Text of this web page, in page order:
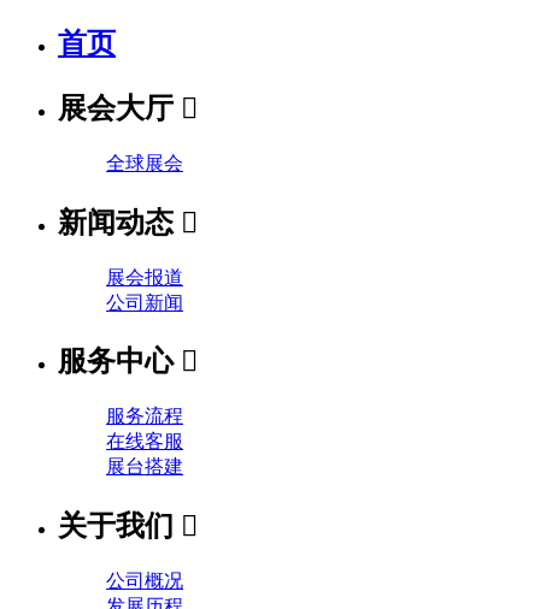
首页
展会大厅 
全球展会
新闻动态 
展会报道
公司新闻
服务中心 
服务流程
在线客服
展台搭建
关于我们 
公司概况